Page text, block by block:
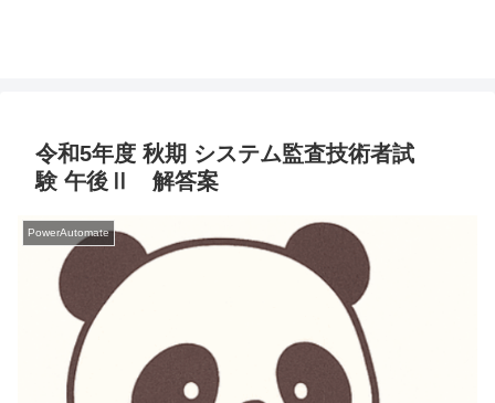
令和5年度 秋期 システム監査技術者試
験 午後Ⅱ 解答案
PowerAutomate